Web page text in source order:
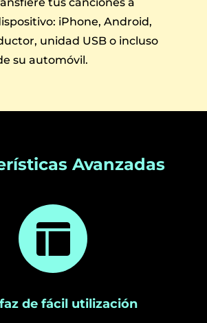
iPhone, Android,
unidad USB o incluso
su automóvil.
Avanzadas
de fácil utilización